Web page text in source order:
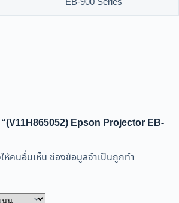
Epson Projector EB-
ห้คนอื่นเห็น ช่องข้อมูลจำเป็นถูกทำ